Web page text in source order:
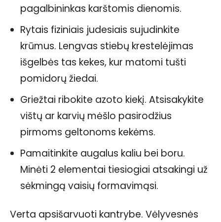
pagalbininkas karštomis dienomis.
Rytais fiziniais judesiais sujudinkite
krūmus. Lengvas stiebų krestelėjimas
išgelbės tas kekes, kur matomi tušti
pomidorų žiedai.
Griežtai ribokite azoto kiekį. Atsisakykite
vištų ar karvių mėšlo pasirodžius
pirmoms geltonoms kekėms.
Pamaitinkite augalus kaliu bei boru.
Minėti 2 elementai tiesiogiai atsakingi už
sėkmingą vaisių formavimąsi.
Verta apsišarvuoti kantrybe. Vėlyvesnės